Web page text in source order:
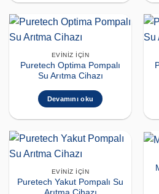
EVINIZ İÇIN
Puretech Optima Pompalı
Su Arıtma Cihazı
Devamını oku
EVINIZ İÇIN
Puretech Yakut Pompalı Su